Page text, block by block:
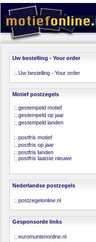
Uw bestelling - Your order
:. Uw bestelling - Your order
Motief postzegels
:. gestempeld motief
:. gestempeld op jaar
:. gestempeld landen
:. postfris motief
:. postfris op jaar
:. postfris landen
:. postfris laatste nieuwe
Nederlandse postzegels
:. postzegelonline.nl
Gesponsorde links
:. euromuntenonline.nl